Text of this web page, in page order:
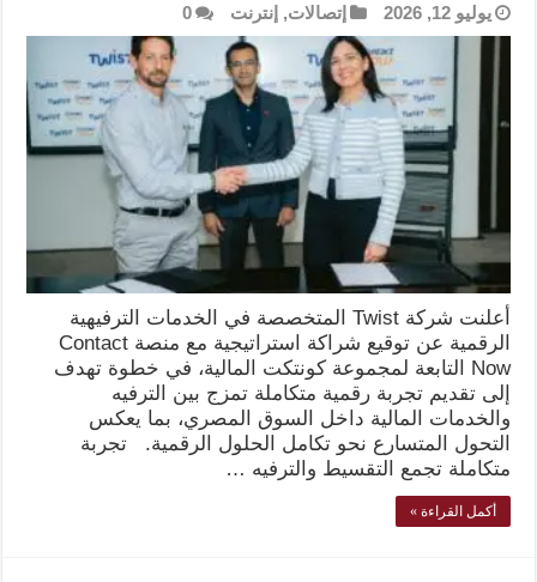
يوليو 12, 2026 إتصالات, إنترنت 0
أعلنت شركة Twist المتخصصة في الخدمات الترفيهية
الرقمية عن توقيع شراكة استراتيجية مع منصة Contact
Now التابعة لمجموعة كونتكت المالية، في خطوة تهدف
إلى تقديم تجربة رقمية متكاملة تمزج بين الترفيه
والخدمات المالية داخل السوق المصري، بما يعكس
التحول المتسارع نحو تكامل الحلول الرقمية. تجربة
متكاملة تجمع التقسيط والترفيه …
أكمل القراءة »